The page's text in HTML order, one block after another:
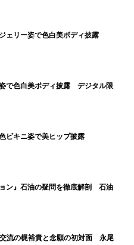
ェリー姿で色白美ボディ披露
で色白美ボディ披露 デジタル限
ビキニ姿で美ヒップ披露
ョン』石油の疑問を徹底解剖 石油
流の梶裕貴と念願の初対面 永尾